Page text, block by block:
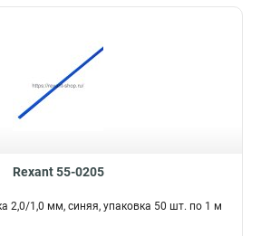
Rexant 55-0205
2,0/1,0 мм, синяя, упаковка 50 шт. по 1 м